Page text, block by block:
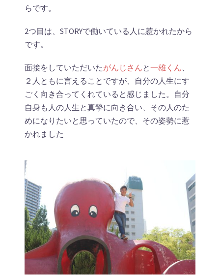
らです。
2つ目は、STORYで働いている人に惹かれたから
です。
面接をしていただいたがんじさんと一雄くん
２人ともに言えることですが、 自分の人生にす
ごく向き合ってくれていると感じました。自分
自身も人の人生と真摯に向き合い、その人のた
めになりたいと思っていたので、その姿勢に惹
かれました